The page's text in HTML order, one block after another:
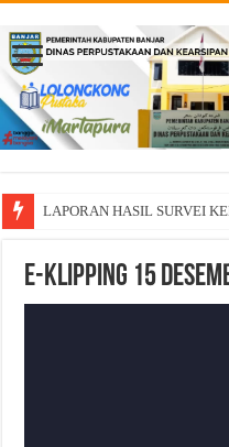
LAPORAN HASIL SURVEI
E-Klipping 15